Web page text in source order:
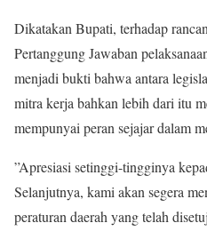
Dikatakan Bupati, terhadap
Pertanggung Jawaban
menjadi bukti bahwa antara
mitra kerja bahkan lebih dari itu
mempunyai peran sejajar dalam
”Apresiasi setinggi-tingginya
Selanjutnya, kami akan segera
peraturan daerah yang telah